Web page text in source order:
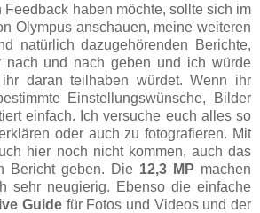
Feedback haben möchte, sollte sich im
Olympus anschauen, meine weiteren
natürlich dazugehörenden Berichte,
und nach geben und ich würde
daran teilhaben würdet. Wenn ihr
Einstellungswünsche, Bilder
einfach. Ich versuche euch alles so
oder auch zu fotografieren. Mit
hier noch nicht kommen, auch das
Bericht geben. Die 12,3 MP machen
sehr neugierig. Ebenso die einfache
Guide für Fotos und Videos und der